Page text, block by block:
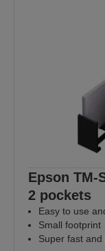
Epson TM-
2 pockets
Easy to use
Small footprint
Super fast and